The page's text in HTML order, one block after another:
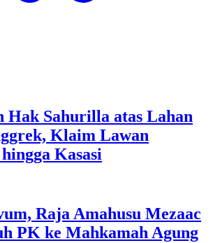
Hak Sahurilla atas Lahan
Klaim Lawan
Kasasi
Raja Amahusu Mezaac
PK ke Mahkamah Agung